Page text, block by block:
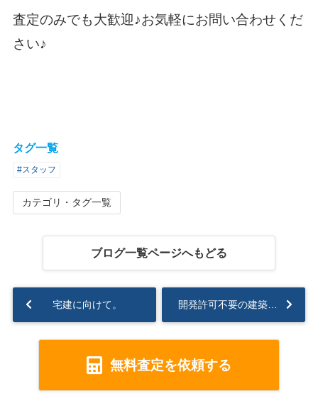
査定のみでも大歓迎♪お気軽にお問い合わせくだ
さい♪
タグ一覧
#スタッフ
カテゴリ・タグ一覧
ブログ一覧ページへもどる
宅建に向けて。
無料査定を依頼する